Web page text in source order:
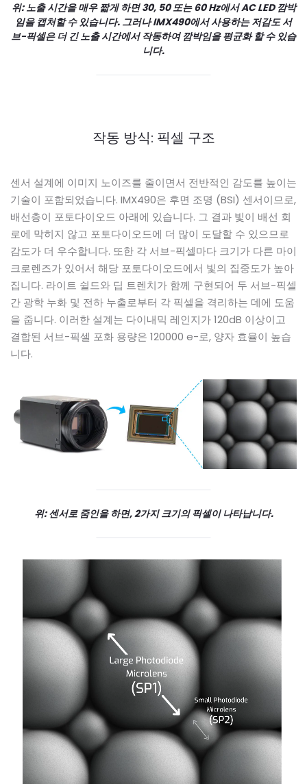
위: 노출 시간을 매우 짧게 하면 30, 50 또는 60 Hz에서 AC LED 깜박
임을 캡처할 수 있습니다. 그러나 IMX490에서 사용하는 저감도 서
브-픽셀은 더 긴 노출 시간에서 작동하여 깜박임을 평균화 할 수 있습
니다.
작동 방식: 픽셀 구조
센서 설계에 이미지 노이즈를 줄이면서 전반적인 감도를 높이는
기술이 포함되었습니다. IMX490은 후면 조명 (BSI) 센서이므로,
배선층이 포토다이오드 아래에 있습니다. 그 결과 빛이 배선 회
로에 막히지 않고 포토다이오드에 더 많이 도달할 수 있으므로
감도가 더 우수합니다. 또한 각 서브-픽셀마다 크기가 다른 마이
크로렌즈가 있어서 해당 포토다이오드에서 빛의 집중도가 높아
집니다. 라이트 쉴드와 딥 트렌치가 함께 구현되어 두 서브-픽셀
간 광학 누화 및 전하 누출로부터 각 픽셀을 격리하는 데에 도움
을 줍니다. 이러한 설계는 다이내믹 레인지가 120dB 이상이고
결합된 서브-픽셀 포화 용량은 120000 e-로, 양자 효율이 높습
니다.
위: 센서로 줌인을 하면, 2가지 크기의 픽셀이 나타납니다.